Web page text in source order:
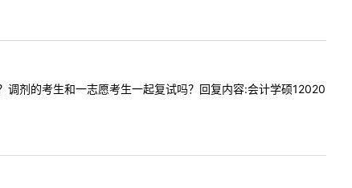
剂的考生和一志愿考生一起复试吗？回复内容:会计学硕12020